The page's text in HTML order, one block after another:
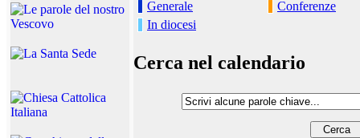
Generale
Conferenze
In diocesi
Cerca nel calendario